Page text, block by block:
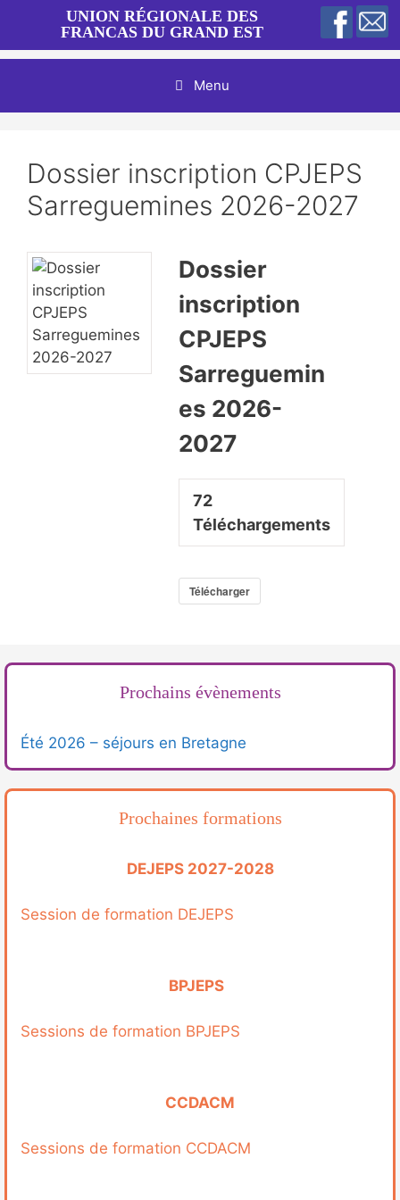
contenu
UNION RÉGIONALE DES
FRANCAS DU GRAND EST
Menu
Dossier inscription CPJEPS
Sarreguemines 2026-2027
Dossier
inscription
CPJEPS
Sarreguemin
es 2026-
2027
72
Téléchargements
Télécharger
Prochains évènements
Été 2026 – séjours en Bretagne
Prochaines formations
DEJEPS 2027-2028
Session de formation DEJEPS
BPJEPS
Sessions de formation BPJEPS
CCDACM
Sessions de formation CCDACM